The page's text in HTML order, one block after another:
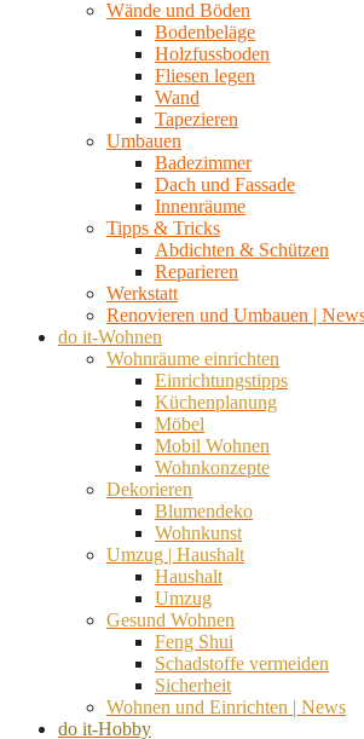
Wände und Böden
Bodenbeläge
Holzfussboden
Fliesen legen
Wand
Tapezieren
Umbauen
Badezimmer
Dach und Fassade
Innenräume
Tipps & Tricks
Abdichten & Schützen
Reparieren
Werkstatt
Renovieren und Umbauen |
do it-Wohnen
Wohnräume einrichten
Einrichtungstipps
Küchenplanung
Möbel
Mobil Wohnen
Wohnkonzepte
Dekorieren
Blumendeko
Wohnkunst
Umzug | Haushalt
Haushalt
Umzug
Gesund Wohnen
Feng Shui
Schadstoffe vermeiden
Sicherheit
Wohnen und Einrichten | News
do it-Hobby